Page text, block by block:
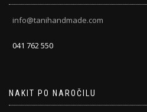
info@tanihandmade.com
041 762 550
NAKIT PO NAROČILU